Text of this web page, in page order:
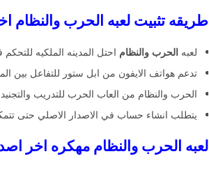
طريقه تثبيت لعبه الحرب والنظام
لعبه الحرب والنظام احتل المدينه الملكيه
تدعم هواتف الايفون من ابل ستور للتفاعل بين
الحرب والنظام من العاب الحرب للتدريب والتجنيد اكثر من 30 جندي خيالي ومواجهه الوحوش على نظام الويندوز من
يتطلب انشاء حساب في الاصدار الاصلي حتى
لعبه الحرب والنظام مهكره اخر